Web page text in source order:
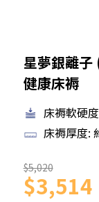
星夢銀離子
健康床褥
床褥軟硬
床褥厚度:
$5,020
$3,514